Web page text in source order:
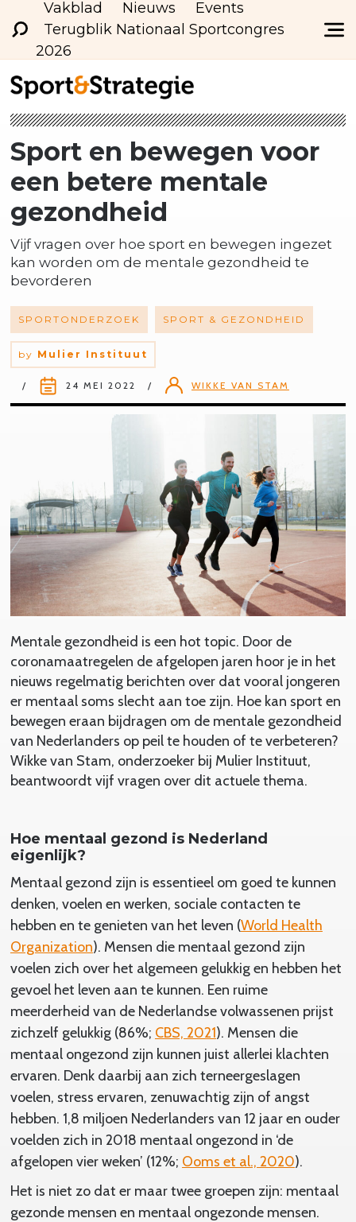
Vakblad Nieuws
Events
Terugblik Nationaal Sportcongres
2026
Sport en bewegen voor
een betere mentale
gezondheid
Vijf vragen over hoe sport en bewegen ingezet
kan worden om de mentale gezondheid te
bevorderen
SPORTONDERZOEK SPORT & GEZONDHEID
by Mulier Instituut
24 MEI 2022 WIKKE VAN STAM
Mentale gezondheid is een hot topic. Door de
coronamaatregelen de afgelopen jaren hoor je in het
nieuws regelmatig berichten over dat vooral jongeren
er mentaal soms slecht aan toe zijn. Hoe kan sport en
bewegen eraan bijdragen om de mentale gezondheid
van Nederlanders op peil te houden of te verbeteren?
Wikke van Stam, onderzoeker bij Mulier Instituut,
beantwoordt vijf vragen over dit actuele thema.
Hoe mentaal gezond is Nederland
eigenlijk?
Mentaal gezond zijn is essentieel om goed te kunnen
denken, voelen en werken, sociale contacten te
hebben en te genieten van het leven (World Health
Organization). Mensen die mentaal gezond zijn
voelen zich over het algemeen gelukkig en hebben het
gevoel het leven aan te kunnen. Een ruime
meerderheid van de Nederlandse volwassenen prijst
zichzelf gelukkig (86%; CBS, 2021). Mensen die
mentaal ongezond zijn kunnen juist allerlei klachten
ervaren. Denk daarbij aan zich terneergeslagen
voelen, stress ervaren, zenuwachtig zijn of angst
hebben. 1,8 miljoen Nederlanders van 12 jaar en ouder
voelden zich in 2018 mentaal ongezond in ‘de
afgelopen vier weken’ (12%; Ooms et al., 2020).
Het is niet zo dat er maar twee groepen zijn: mentaal
gezonde mensen en mentaal ongezonde mensen.